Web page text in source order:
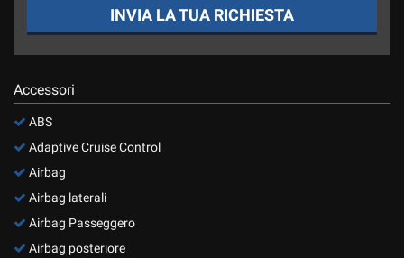
INVIA LA TUA RICHIESTA
Accessori
ABS
Adaptive Cruise Control
Airbag
Airbag laterali
Airbag Passeggero
Airbag posteriore